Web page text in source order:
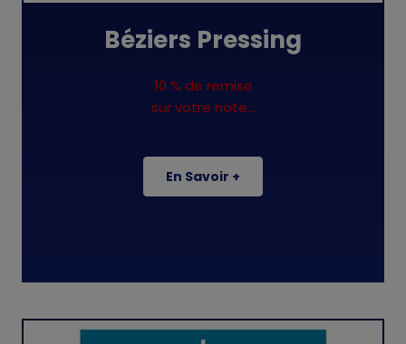
Béziers Pressing
10 % de remise
sur votre note...
En Savoir +